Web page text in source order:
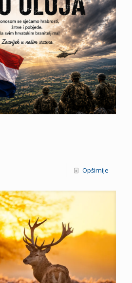
Opširnije